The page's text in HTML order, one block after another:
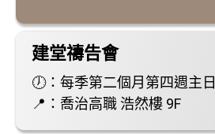
建堂禱告會
🕖：每季第二個月第四週主
📍：喬治高職 浩然樓 9F